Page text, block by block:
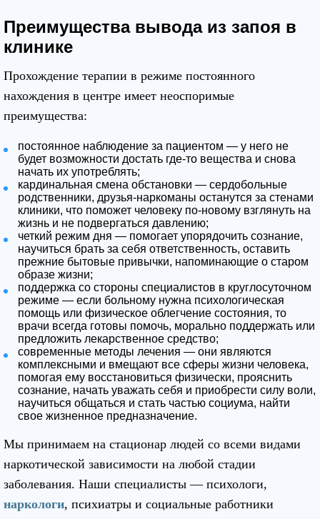
Преимущества вывода из запоя в
клинике
Прохождение терапии в режиме постоянного
нахождения в центре имеет неоспоримые
преимущества:
постоянное наблюдение за пациентом — у него не
будет возможности достать где-то вещества и снова
начать их употреблять;
кардинальная смена обстановки — сердобольные
родственники, друзья-наркоманы останутся за стенами
клиники, что поможет человеку по-новому взглянуть на
жизнь и не подвергаться давлению;
четкий режим дня — помогает упорядочить сознание,
научиться брать за себя ответственность, оставить
прежние бытовые привычки, напоминающие о старом
образе жизни;
поддержка со стороны специалистов в круглосуточном
режиме — если больному нужна психологическая
помощь или физическое облегчение состояния, то
врачи всегда готовы помочь, морально поддержать или
предложить лекарственное средство;
современные методы лечения — они являются
комплексными и вмещают все сферы жизни человека,
помогая ему восстановиться физически, прояснить
сознание, начать уважать себя и приобрести силу воли,
научиться общаться и стать частью социума, найти
свое жизненное предназначение.
Мы принимаем на стационар людей со всеми видами
наркотической зависимости на любой стадии
заболевания. Наши специалисты — психологи,
наркологи, психиатры и социальные работники